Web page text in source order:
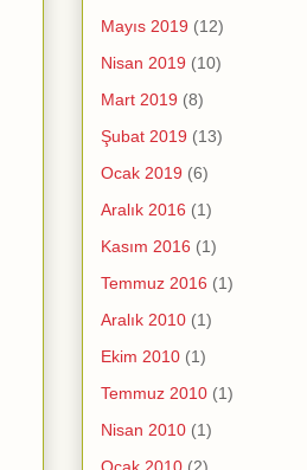
Mayıs 2019 (12)
Nisan 2019 (10)
Mart 2019 (8)
Şubat 2019 (13)
Ocak 2019 (6)
Aralık 2016 (1)
Kasım 2016 (1)
Temmuz 2016 (1)
Aralık 2010 (1)
Ekim 2010 (1)
Temmuz 2010 (1)
Nisan 2010 (1)
Ocak 2010 (2)